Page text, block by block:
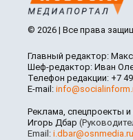
© 2026 | Все права
Главный редактор:
Шеф-редактор: Иван
Телефон редакции: +7
E-mail:
Реклама, спецпроекты
Игорь Дбар
Email: i.dbar@osnmedia.ru